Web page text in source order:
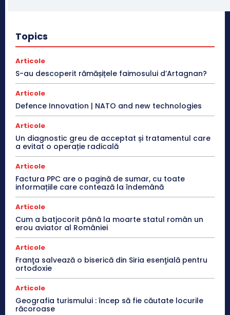
Topics
Articole
S-au descoperit rămășițele faimosului d’Artagnan?
Articole
Defence Innovation | NATO and new technologies
Articole
Un diagnostic greu de acceptat și tratamentul care
a evitat o operație radicală
Articole
Factura PPC are o pagină de sumar, cu toate
informațiile care contează la îndemână
Articole
Cum a batjocorit până la moarte statul român un
erou aviator al României
Articole
Franţa salvează o biserică din Siria esenţială pentru
ortodoxie
Articole
Geografia turismului : încep să fie căutate locurile
răcoroase